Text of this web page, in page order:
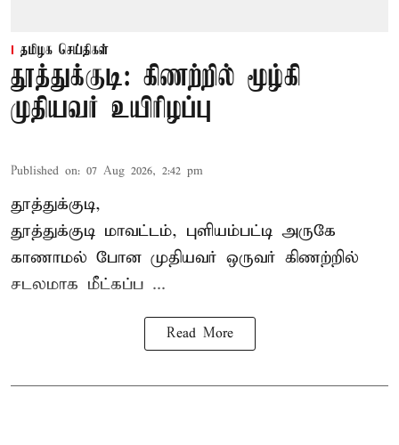
தமிழக செய்திகள்
தூத்துக்குடி: கிணற்றில் மூழ்கி
முதியவர் உயிரிழப்பு
Published on: 07 Aug 2026, 2:42 pm
தூத்துக்குடி,
தூத்துக்குடி மாவட்டம், புளியம்பட்டி அருகே
காணாமல் போன முதியவர் ஒருவர் கிணற்றில்
சடலமாக மீட்கப்ப ...
Read More